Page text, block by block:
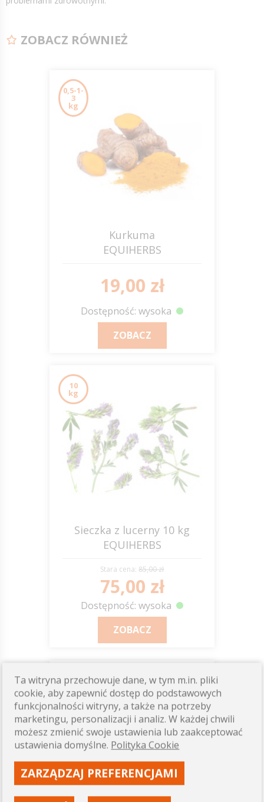
ZOBACZ RÓWNIEŻ
0,5-1-
3
kg
Kurkuma
EQUIHERBS
19,00 zł
Dostępność: wysoka
ZOBACZ
10
kg
Sieczka z lucerny 10 kg
EQUIHERBS
Stara cena: 85,00 zł
75,00 zł
Dostępność: wysoka
ZOBACZ
0,5-1
Ta witryna przechowuje dane, w tym m.in. pliki
cookie, aby zapewnić dostęp do podstawowych
funkcjonalności witryny, a także na potrzeby
marketingu, personalizacji i analiz. W każdej chwili
możesz zmienić swoje ustawienia lub zaakceptować
ustawienia domyślne. Polityka Cookie
ZARZĄDZAJ PREFERENCJAMI